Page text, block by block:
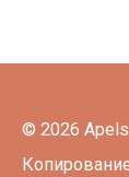
© 2026